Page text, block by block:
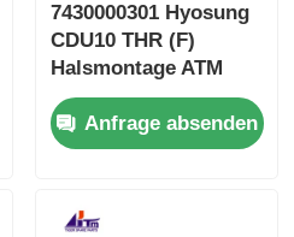
7430000301 Hyosung
CDU10 THR (F)
Halsmontage ATM
Ersatzteile
Anfrage absenden